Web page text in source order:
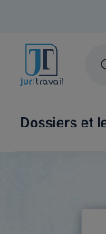
Dossiers et